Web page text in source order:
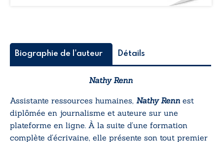
Biographie de l'auteur Détails
Nathy Renn
Assistante ressources humaines, Nathy Renn est
diplômée en journalisme et auteure sur une
plateforme en ligne. À la suite d’une formation
complète d’écrivaine, elle présente son tout premier